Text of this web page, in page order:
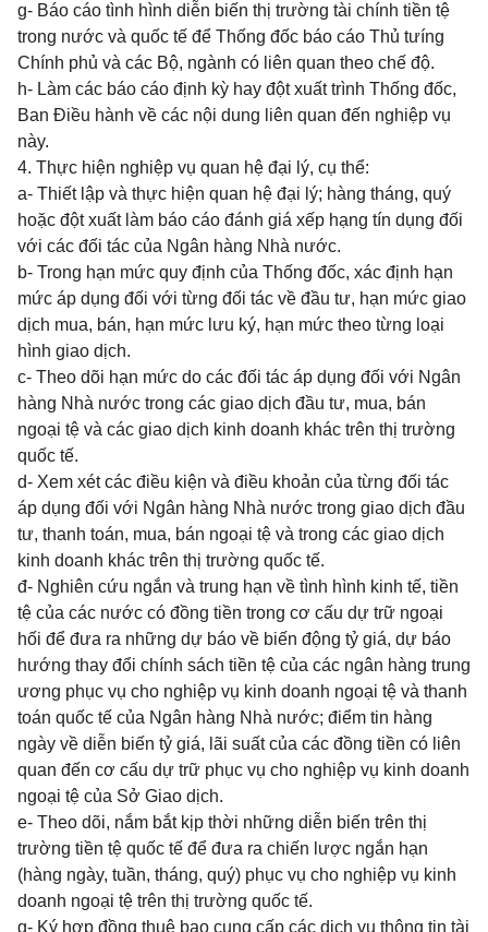
g- Báo cáo tình hình diễn biến thị trường tài chính tiền tệ
trong nước và quốc tế để Thống đốc báo cáo Thủ tưíng
Chính phủ và các Bộ, ngành có liên quan theo chế độ.
h- Làm các báo cáo định kỳ hay đột xuất trình Thống đốc,
Ban Điều hành về các nội dung liên quan đến nghiệp vụ
này.
4. Thực hiện nghiệp vụ quan hệ đại lý, cụ thể:
a- Thiết lập và thực hiện quan hệ đại lý; hàng tháng, quý
hoặc đột xuất làm báo cáo đánh giá xếp hạng tín dụng đối
với các đối tác của Ngân hàng Nhà nước.
b- Trong hạn mức quy định của Thống đốc, xác định hạn
mức áp dụng đối với từng đối tác về đầu tư, hạn mức giao
dịch mua, bán, hạn mức lưu ký, hạn mức theo từng loại
hình giao dịch.
c- Theo dõi hạn mức do các đối tác áp dụng đối với Ngân
hàng Nhà nước trong các giao dịch đầu tư, mua, bán
ngoại tệ và các giao dịch kinh doanh khác trên thị trường
quốc tế.
d- Xem xét các điều kiện và điều khoản của từng đối tác
áp dụng đối với Ngân hàng Nhà nước trong giao dịch đầu
tư, thanh toán, mua, bán ngoại tệ và trong các giao dịch
kinh doanh khác trên thị trường quốc tế.
đ- Nghiên cứu ngắn và trung hạn về tình hình kinh tế, tiền
tệ của các nước có đồng tiền trong cơ cấu dự trữ ngoại
hối để đưa ra những dự báo về biến động tỷ giá, dự báo
hướng thay đổi chính sách tiền tệ của các ngân hàng trung
ương phục vụ cho nghiệp vụ kinh doanh ngoại tệ và thanh
toán quốc tế của Ngân hàng Nhà nước; điểm tin hàng
ngày về diễn biến tỷ giá, lãi suất của các đồng tiền có liên
quan đến cơ cấu dự trữ phục vụ cho nghiệp vụ kinh doanh
ngoại tệ của Sở Giao dịch.
e- Theo dõi, nắm bắt kịp thời những diễn biến trên thị
trường tiền tệ quốc tế để đưa ra chiến lược ngắn hạn
(hàng ngày, tuần, tháng, quý) phục vụ cho nghiệp vụ kinh
doanh ngoại tệ trên thị trường quốc tế.
g- Ký hợp đồng thuê bao cung cấp các dịch vụ thông tin tài